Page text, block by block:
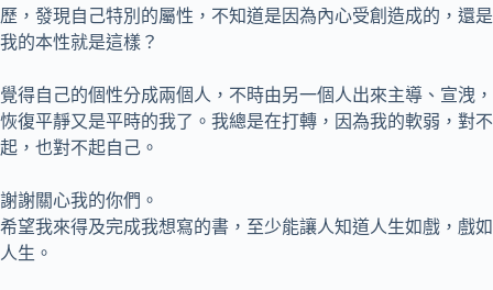
歷，發現自己特別的屬性，不知道是因為內心受創造成的，還是
我的本性就是這樣？
覺得自己的個性分成兩個人，不時由另一個人出來主導、宣洩，
恢復平靜又是平時的我了。我總是在打轉，因為我的軟弱，對不
起，也對不起自己。
謝謝關心我的你們。
希望我來得及完成我想寫的書，至少能讓人知道人生如戲，戲如
人生。